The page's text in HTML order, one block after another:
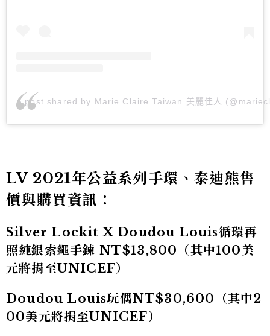
A post shared by Marie Claire Taiwan 美麗佳人
LV 2021年公益系列手環、泰迪熊售
價與購買資訊：
Silver Lockit X Doudou Louis循環再
照純銀索繩手鍊 NT$13,800（其中100美
元將捐至UNICEF）
Doudou Louis玩偶NT$30,600（其中2
00美元將捐至UNICEF）